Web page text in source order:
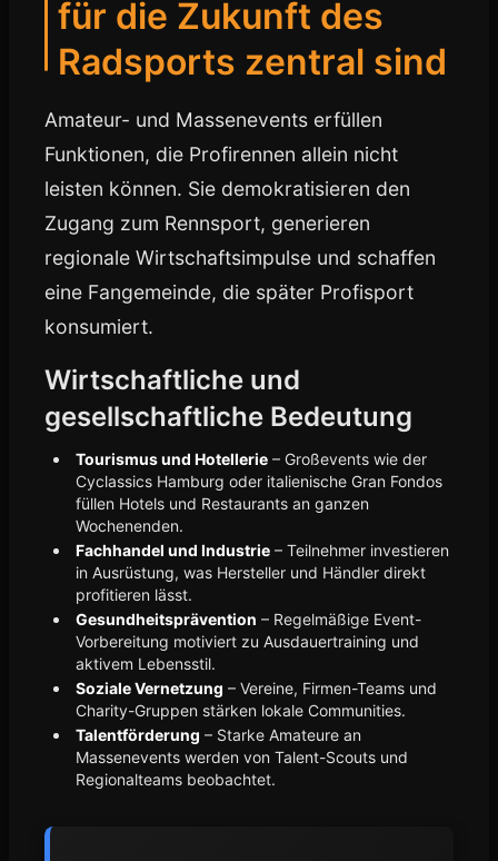
für die Zukunft des
Radsports zentral sind
Amateur- und Massenevents erfüllen
Funktionen, die Profirennen allein nicht
leisten können. Sie demokratisieren den
Zugang zum Rennsport, generieren
regionale Wirtschaftsimpulse und schaffen
eine Fangemeinde, die später Profisport
konsumiert.
Wirtschaftliche und
gesellschaftliche Bedeutung
Tourismus und Hotellerie – Großevents wie der
Cyclassics Hamburg oder italienische Gran Fondos
füllen Hotels und Restaurants an ganzen
Wochenenden.
Fachhandel und Industrie – Teilnehmer investieren
in Ausrüstung, was Hersteller und Händler direkt
profitieren lässt.
Gesundheitsprävention – Regelmäßige Event-
Vorbereitung motiviert zu Ausdauertraining und
aktivem Lebensstil.
Soziale Vernetzung – Vereine, Firmen-Teams und
Charity-Gruppen stärken lokale Communities.
Talentförderung – Starke Amateure an
Massenevents werden von Talent-Scouts und
Regionalteams beobachtet.